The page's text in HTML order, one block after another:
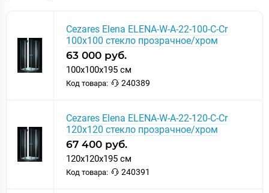
приобретается отдельно
Ресурс эксплуатации: 15 лет
Гарантия: 3 года с даты продажи, за исключением
резинотехнических изделий
Cezares Elena ELENA-W-A-22-100-C-Cr
100x100 стекло прозрачное/хром
63 000 руб.
100x100x195 см
Код товара: 240389
Cezares Elena ELENA-W-A-22-120-C-Cr
120x120 стекло прозрачное/хром
67 400 руб.
120x120x195 см
Код товара: 240391